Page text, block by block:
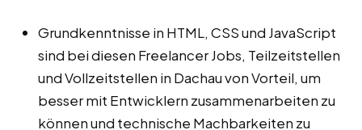
Grundkenntnisse in HTML, CSS und JavaScript
sind bei diesen Freelancer Jobs, Teilzeitstellen
und Vollzeitstellen in Dachau von Vorteil, um
besser mit Entwicklern zusammenarbeiten zu
können und technische Machbarkeiten zu